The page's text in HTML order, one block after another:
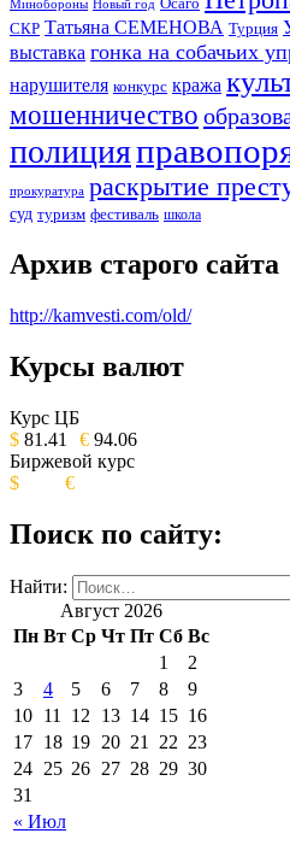
Минобороны Новый год
СКР Татьяна СЕМЕНОВА Турция
выставка гонка на собачьих
нарушителя конкурс кража
мошенничество
полиция
прокуратура раскрытие
суд туризм фестиваль школа
Архив старого сайта
http://kamvesti.com/old/
ОБЩЕСТВЕННО-
ИЗДАНИЕ
Курсы валют
Курс ЦБ
$ 81.41 € 94.06
Биржевой курс
$
€
Поиск по сайту:
Найти:
Август 2026
Пн Вт Ср Чт Пт Сб Вс
« Июл
1
2
3
4 5 6 7 8
9
10 11 12 13 14 15 16
17 18 19 20 21 22 23
24 25 26 27 28 29 30
31